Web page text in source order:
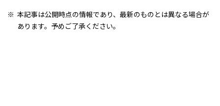
本記事は公開時点の情報であり、最新のものとは異なる場合が
あります。予めご了承ください。